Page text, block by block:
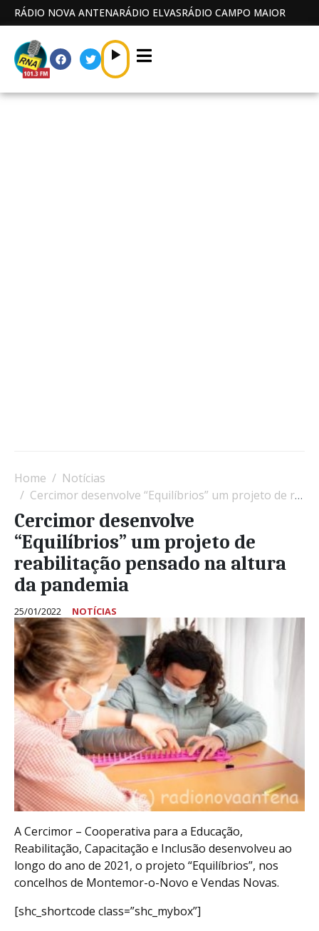
RÁDIO NOVA ANTENARÁDIO ELVASRÁDIO CAMPO MAIOR
Home
Notícias
Cercimor desenvolve “Equilíbrios” um projeto de reabilitação pensado na altura da pandemia
Cercimor desenvolve
“Equilíbrios” um projeto de
reabilitação pensado na altura
da pandemia
25/01/2022 NOTÍCIAS
A Cercimor – Cooperativa para a Educação,
Reabilitação, Capacitação e Inclusão desenvolveu ao
longo do ano de 2021, o projeto “Equilíbrios”, nos
concelhos de Montemor-o-Novo e Vendas Novas.
[shc_shortcode class=”shc_mybox”]